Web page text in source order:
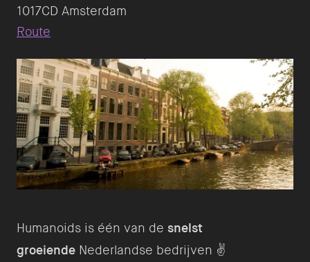
Humanoids is één van de snelst
groeiende Nederlandse bedrijven ✌️
Route